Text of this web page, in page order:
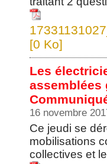
[0 Ko]
Les
assemblées
16 novembre
Ce jeudi se
mobilisations
collectives et